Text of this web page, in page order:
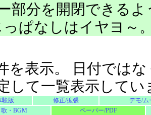
部分を開閉できる
っぱなしはイヤヨ～
を表示。 日付では
して一覧表示してい
験版 修正/拡張
デモ/ム
歌・BGM
ペーパー/PDF